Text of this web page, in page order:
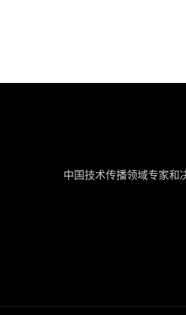
中国技术传播领域专家和